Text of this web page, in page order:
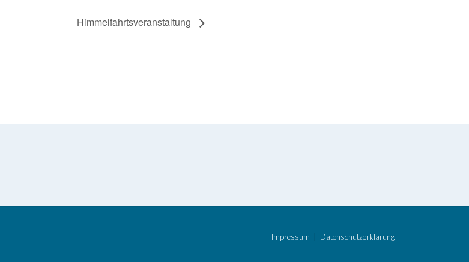
Himmelfahrtsveranstaltung
Impressum Datenschutzerklärung